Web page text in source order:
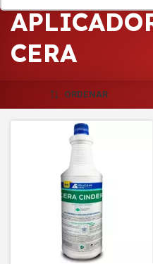
CERA
ORDENAR